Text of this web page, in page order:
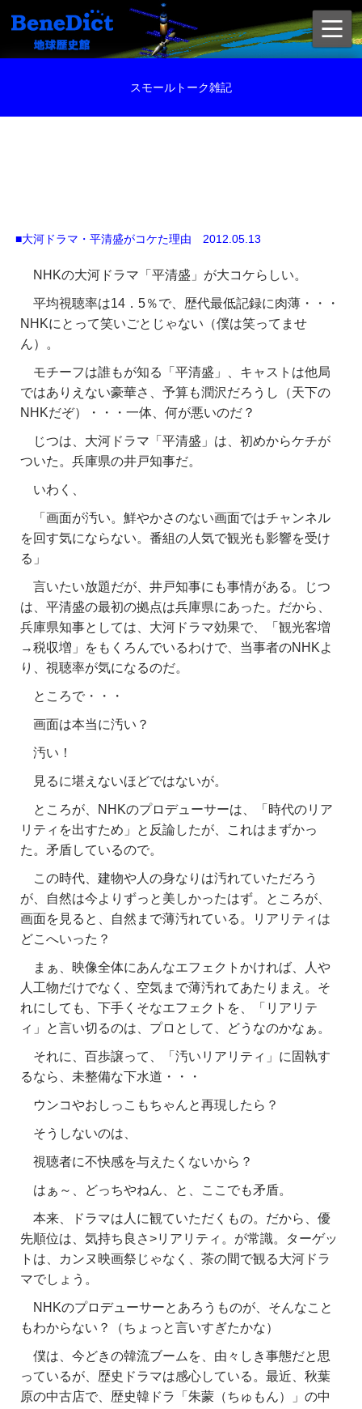
スモールトーク雑記
■大河ドラマ・平清盛がコケた理由 2012.05.13
NHKの大河ドラマ「平清盛」が大コケらしい。
平均視聴率は14．5％で、歴代最低記録に肉薄・・・
NHKにとって笑いごとじゃない（僕は笑ってませ
ん）。
モチーフは誰もが知る「平清盛」、キャストは他局
ではありえない豪華さ、予算も潤沢だろうし（天下の
NHKだぞ）・・・一体、何が悪いのだ？
じつは、大河ドラマ「平清盛」は、初めからケチが
ついた。兵庫県の井戸知事だ。
いわく、
「画面が汚い。鮮やかさのない画面ではチャンネル
を回す気にならない。番組の人気で観光も影響を受け
る」
言いたい放題だが、井戸知事にも事情がある。じつ
は、平清盛の最初の拠点は兵庫県にあった。だから、
兵庫県知事としては、大河ドラマ効果で、「観光客増
→税収増」をもくろんでいるわけで、当事者のNHKよ
り、視聴率が気になるのだ。
ところで・・・
画面は本当に汚い？
汚い！
見るに堪えないほどではないが。
ところが、NHKのプロデューサーは、「時代のリア
リティを出すため」と反論したが、これはまずかっ
た。矛盾しているので。
この時代、建物や人の身なりは汚れていただろう
が、自然は今よりずっと美しかったはず。ところが、
画面を見ると、自然まで薄汚れている。リアリティは
どこへいった？
まぁ、映像全体にあんなエフェクトかければ、人や
人工物だけでなく、空気まで薄汚れてあたりまえ。そ
れにしても、下手くそなエフェクトを、「リアリテ
ィ」と言い切るのは、プロとして、どうなのかなぁ。
それに、百歩譲って、「汚いリアリティ」に固執す
るなら、未整備な下水道・・・
ウンコやおしっこもちゃんと再現したら？
そうしないのは、
視聴者に不快感を与えたくないから？
はぁ～、どっちやねん、と、ここでも矛盾。
本来、ドラマは人に観ていただくもの。だから、優
先順位は、気持ち良さ>リアリティ。が常識。ターゲッ
トは、カンヌ映画祭じゃなく、茶の間で観る大河ドラ
マでしょう。
NHKのプロデューサーとあろうものが、そんなこと
もわからない？（ちょっと言いすぎたかな）
僕は、今どきの韓流ブームを、由々しき事態だと思
っているが、歴史ドラマは感心している。最近、秋葉
原の中古店で、歴史韓ドラ「朱蒙（ちゅもん）」の中